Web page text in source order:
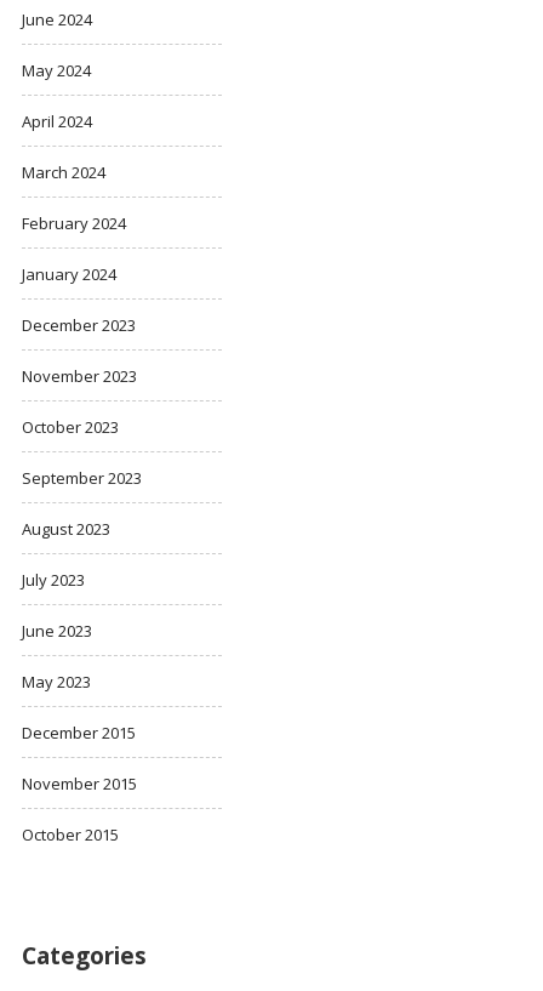
June 2024
May 2024
April 2024
March 2024
February 2024
January 2024
December 2023
November 2023
October 2023
September 2023
August 2023
July 2023
June 2023
May 2023
December 2015
November 2015
October 2015
Categories